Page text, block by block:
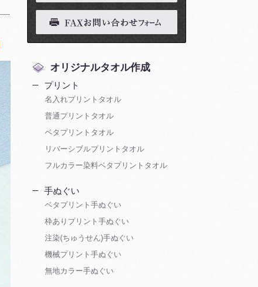
オリジナルタオル作成
プリント
名入れプリントタオル
普通プリントタオル
ベタプリントタオル
リバーシブルプリントタオル
フルカラー染料ベタプリントタオル
手ぬぐい
ベタプリント手ぬぐい
枠ありプリント手ぬぐい
注染(ちゅうせん)手ぬぐい
機械プリント手ぬぐい
無地カラー手ぬぐい